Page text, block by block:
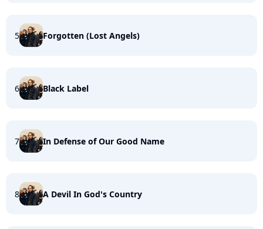
5 Forgotten (Lost Angels)
6 Black Label
7 In Defense of Our Good Name
8 A Devil In God's Country